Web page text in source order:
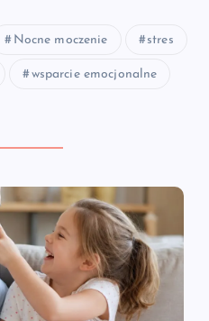
Nocne moczenie stres
wsparcie emocjonalne